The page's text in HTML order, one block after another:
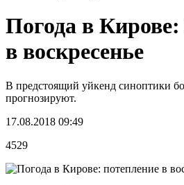
Погода в Кирове:
в воскресенье
В предстоящий уйкенд синоптики
прогнозируют.
17.08.2018 09:49
4529